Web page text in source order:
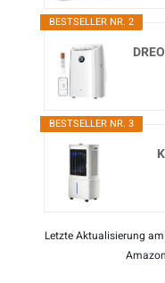
BESTSELLER NR. 2
BESTSELLER NR. 3
Letzte Aktualisierung